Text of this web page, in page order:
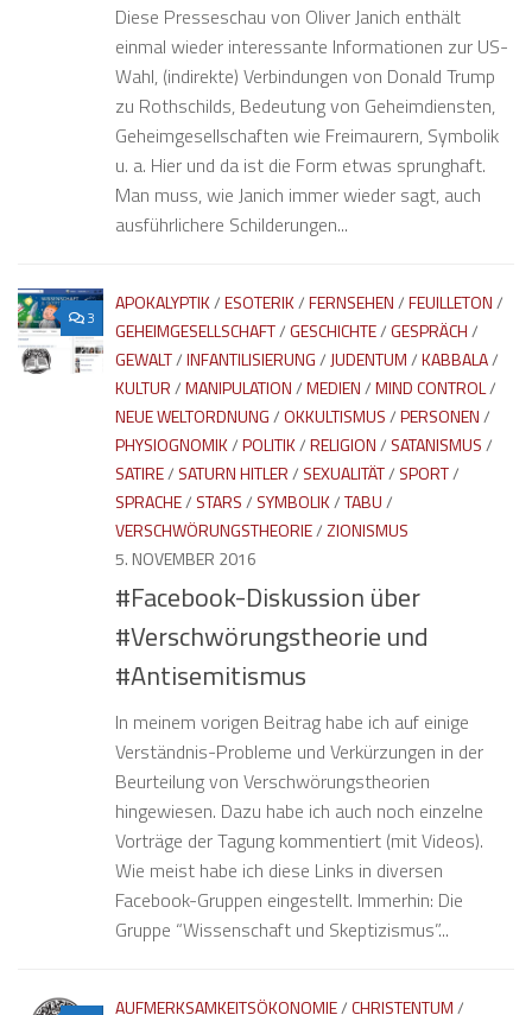
Diese Presseschau von Oliver Janich enthält
einmal wieder interessante Informationen zur US-
Wahl, (indirekte) Verbindungen von Donald Trump
zu Rothschilds, Bedeutung von Geheimdiensten,
Geheimgesellschaften wie Freimaurern, Symbolik
u. a. Hier und da ist die Form etwas sprunghaft.
Man muss, wie Janich immer wieder sagt, auch
ausführlichere Schilderungen...
3
APOKALYPTIK/ESOTERIK/FERNSEHEN/FEUILLETON/
GEHEIMGESELLSCHAFT/GESCHICHTE/GESPRÄCH/
GEWALT/INFANTILISIERUNG/ JUDENTUM/KABBALA/
KULTUR/MANIPULATION/MEDIEN/MIND CONTROL/
NEUE WELTORDNUNG/OKKULTISMUS/PERSONEN/
PHYSIOGNOMIK/POLITIK/RELIGION/ SATANISMUS/
SATIRE/ SATURN HITLER/ SEXUALITÄT/ SPORT/
SPRACHE/ STARS/ SYMBOLIK/TABU/
VERSCHWÖRUNGSTHEORIE/ZIONISMUS
5. NOVEMBER 2016
#Facebook-Diskussion über
#Verschwörungstheorie und
#Antisemitismus
In meinem vorigen Beitrag habe ich auf einige
Verständnis-Probleme und Verkürzungen in der
Beurteilung von Verschwörungstheorien
hingewiesen. Dazu habe ich auch noch einzelne
Vorträge der Tagung kommentiert (mit Videos).
Wie meist habe ich diese Links in diversen
Facebook-Gruppen eingestellt. Immerhin: Die
Gruppe “Wissenschaft und Skeptizismus”...
AUFMERKSAMKEITSÖKONOMIE/CHRISTENTUM/